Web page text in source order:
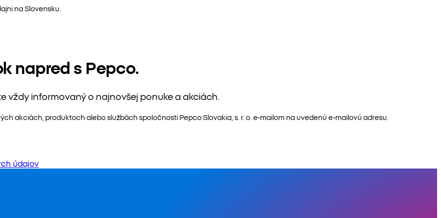
na Slovensku.
napred s Pepco.
vždy informovaný o najnovšej ponuke a akciách.
akciách, produktoch alebo službách spoločnosti Pepco Slovakia, s. r. o. e-mailom na uvedenú e-mailovú adresu.
údajov